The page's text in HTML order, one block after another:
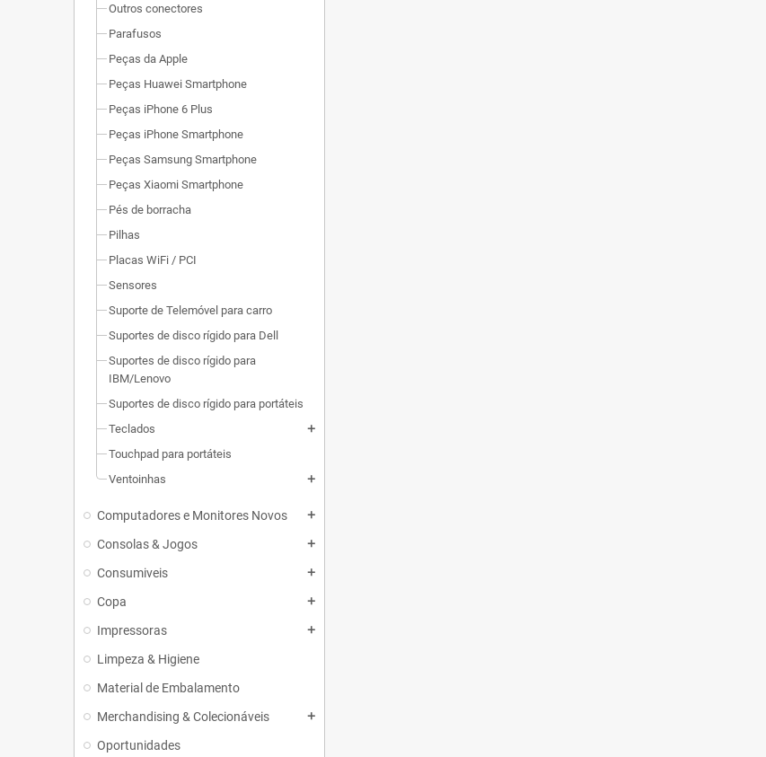
Outros conectores
Parafusos
Peças da Apple
Peças Huawei Smartphone
Peças iPhone 6 Plus
Peças iPhone Smartphone
Peças Samsung Smartphone
Peças Xiaomi Smartphone
Pés de borracha
Pilhas
Placas WiFi / PCI
Sensores
Suporte de Telemóvel para carro
Suportes de disco rígido para Dell
Suportes de disco rígido para
IBM/Lenovo
Suportes de disco rígido para portáteis
Teclados
add
Touchpad para portáteis
Ventoinhas
add
Computadores e Monitores Novos add
Consolas & Jogos add
Consumiveis add
Copa add
Impressoras add
Limpeza & Higiene
Material de Embalamento
Merchandising & Colecionáveis
add
Oportunidades